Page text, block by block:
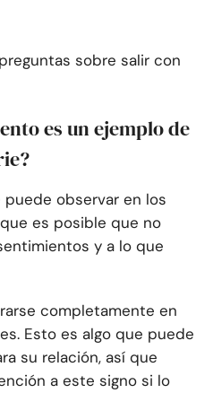
sobre salir con
es un ejemplo de
observar en los
es posible que no
y a lo que
completamente en
Esto es algo que puede
su relación, así que
a este signo si lo